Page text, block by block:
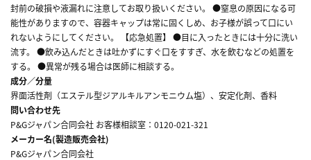
封前の破損や液漏れに注意してお取り扱いください。 ●窒息の原因になる可
能性がありますので、容器キャップは常に固くしめ、お子様が誤って口にい
れないようにしてください。 【応急処置】 ●目に入ったときには十分に洗い
流す。 ●飲み込んだときは吐かずにすぐ口をすすぎ、水を飲むなどの処置を
する。 ●異常が残る場合は医師に相談する。
成分／分量
界面活性剤（エステル型ジアルキルアンモニウム塩）、安定化剤、香料
問い合わせ先
P&Gジャパン合同会社 お客様相談室：0120-021-321
メーカー名(製造販売会社)
P&Gジャパン合同会社